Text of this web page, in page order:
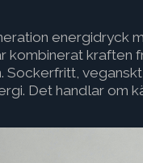
energidryck
kombinerat kraften
Sockerfritt,
Det handlar om